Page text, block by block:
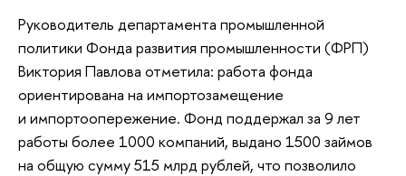
Руководитель департамента промышленной
политики Фонда развития промышленности (ФРП)
Виктория Павлова отметила: работа фонда
ориентирована на импортозамещение
и импортоопережение. Фонд поддержал за 9 лет
работы более 1000 компаний, выдано 1500 займов
на общую сумму 515 млрд рублей, что позволило